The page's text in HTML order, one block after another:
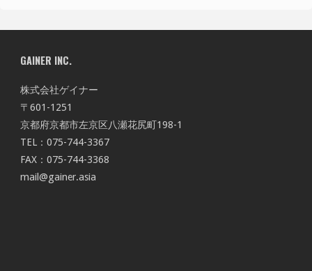
GAINER INC.
株式会社ゲイナー
〒601-1251
京都府京都市左京区八瀬花尻町198-1
TEL：075-744-3367
FAX：075-744-3368
mail@gainer.asia